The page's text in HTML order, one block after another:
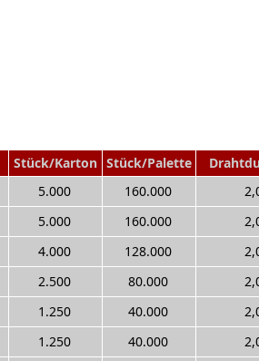
Stück/Karton Stück/Palette
5.000 160.000
5.000 160.000
4.000 128.000
2.500 80.000
1.250 40.000
1.250 40.000